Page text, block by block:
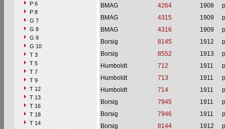
P 6
P 8
G 7
G 8
G 9
G 10
T 3
T 5
T 7
T 9
T 12
T 13
T 16
T 18
T 14
BMAG
4264 1908
BMAG
4315 1909
BMAG
4316 1909
Borsig
8145 1912
Borsig
8552 1913
Humboldt
712 1911
Humboldt
713 1911
Humboldt
714 1911
Borsig
7945 1911
Borsig
7946 1911
Borsig
8144 1912